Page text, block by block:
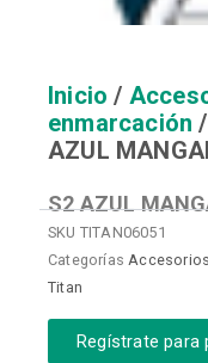
Inicio /
enmarcación /
AZUL
S2 AZUL
SKU TITAN06051
Categorías
Titan
Regístrate